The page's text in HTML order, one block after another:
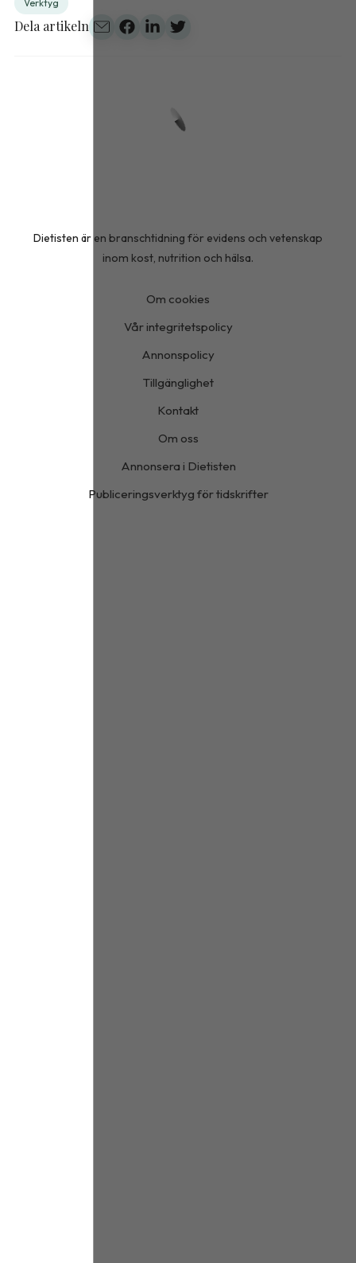
Verktyg
Dela artikeln
Dietisten är en branschtidning för evidens och vetenskap
inom kost, nutrition och hälsa.
Om cookies
Vår integritetspolicy
Annonspolicy
Tillgänglighet
Kontakt
Om oss
Annonsera i Dietisten
Publiceringsverktyg för tidskrifter